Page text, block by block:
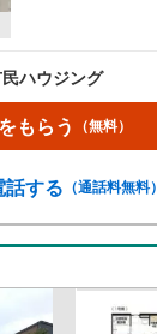
ハウジング
もらう （無料）
話する （通話料無料）